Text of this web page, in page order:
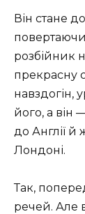
Він стане
розбійник
прекрасну
навздогін,
його, а він
до Англії
Лондоні.
Так,
речей. Але